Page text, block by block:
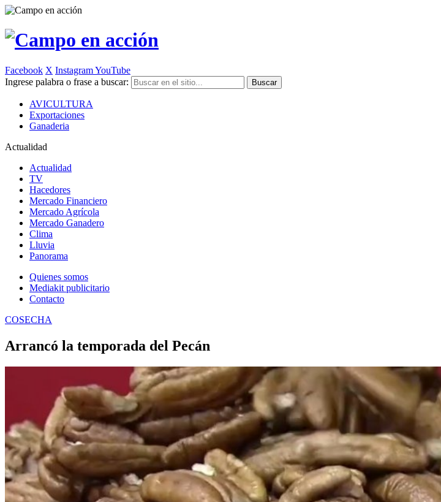
Facebook X InstagramYouTube
Ingrese palabra o frase a buscar:
AVICULTURA
Exportaciones
Ganaderia
Actualidad
Actualidad
TV
Hacedores
Mercado Financiero
Mercado Agrícola
Mercado Ganadero
Clima
Lluvia
Panorama
Quienes somos
Mediakit publicitario
Contacto
COSECHA
Arrancó la temporada del Pecán